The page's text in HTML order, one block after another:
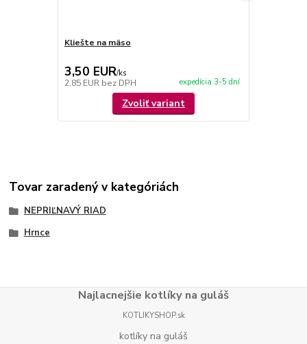
Kliešte na mäso
3,50 EUR/ks
2,85 EUR bez DPH expedícia 3-5 dní
Zvoliť variant
Tovar zaradený v kategóriách
NEPRIĽNAVÝ RIAD
Hrnce
Najlacnejšie kotlíky na guláš
KOTLIKYSHOP.sk
kotlíky na guláš